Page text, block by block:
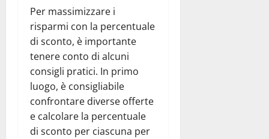
Per massimizzare i
risparmi con la percentuale
di sconto, è importante
tenere conto di alcuni
consigli pratici. In primo
luogo, è consigliabile
confrontare diverse offerte
e calcolare la percentuale
di sconto per ciascuna per